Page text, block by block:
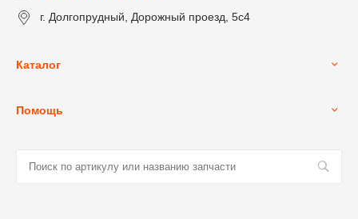
г. Долгопрудный, Дорожный проезд, 5с4
Каталог
Помощь